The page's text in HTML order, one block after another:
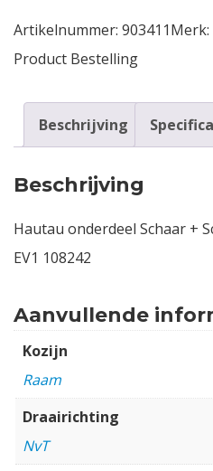
Artikelnummer: 903411Merk:
Product Bestelling
Beschrijving
Beschrijving
Hautau onderdeel Schaar +
EV1 108242
Aanvullende
Kozijn
Raam
Draairichting
NvT